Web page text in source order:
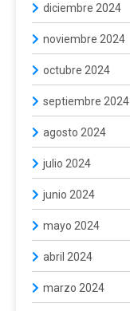
diciembre 2024
noviembre 2024
octubre 2024
septiembre 2024
agosto 2024
julio 2024
junio 2024
mayo 2024
abril 2024
marzo 2024